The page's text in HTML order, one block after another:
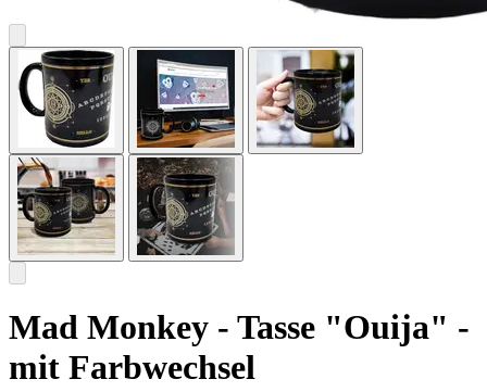
Mad Monkey - Tasse "Ouija" -
mit Farbwechsel